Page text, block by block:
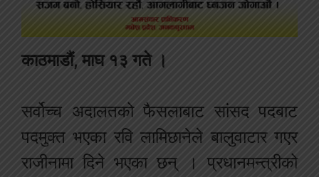
काठमाडौं, माघ १३ गते ।
सर्वोच्च अदालतको फैसलाबाट सांसद पदबाट
पदमुक्त भएका रवि लामिछानेले बालुवाटार गएर
राजीनामा दिने भएका छन् । प्रधानमन्त्रीको